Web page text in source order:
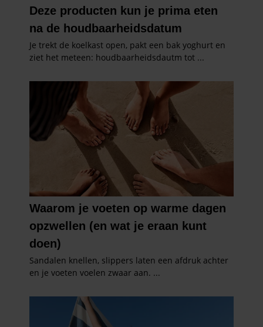
partners voor social media, adverteren en analyse. Deze
partners kunnen deze gegevens combineren met andere
informatie die u aan ze heeft verstrekt of die ze hebben
verzameld op basis van uw gebruik van hun services. U
gebruiken.